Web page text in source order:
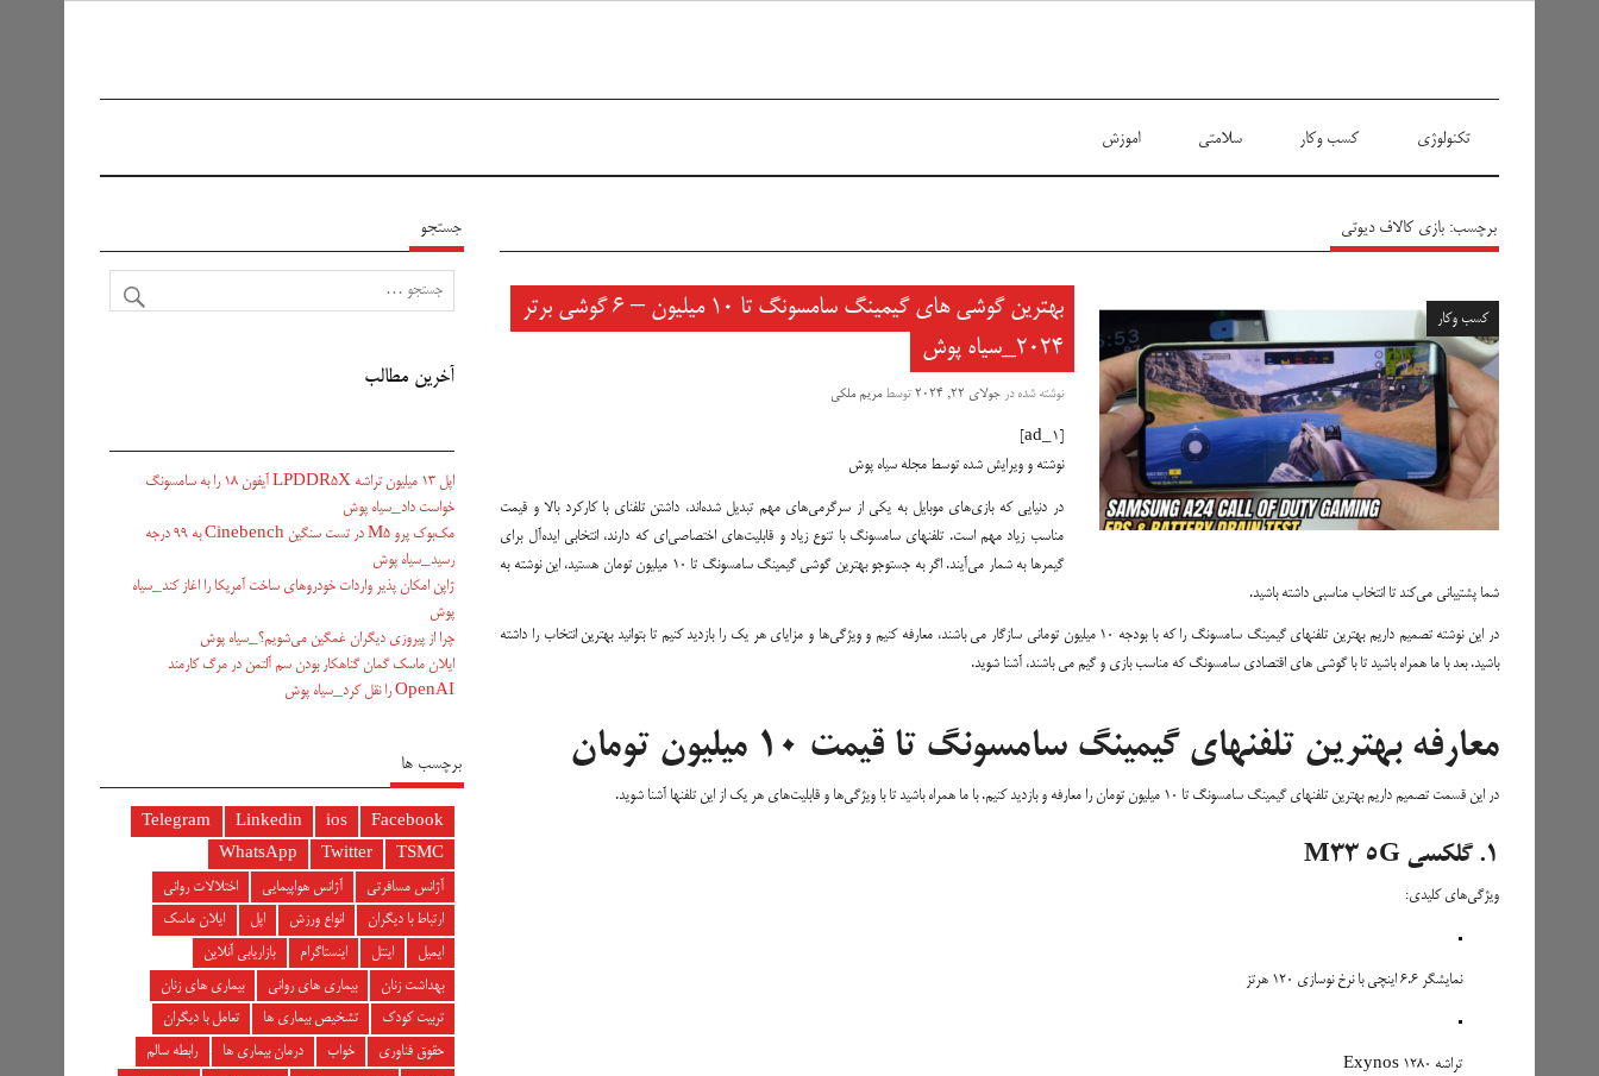
سیاه پوش
تکنولوژی کسب وکار سلامتی اموزش
برچسب: بازی کالاف دیوتی
کسب وکار
بهترین گوشی های گیمینگ سامسونگ تا 10 میلیون – 6 گوشی برتر
2024_سیاه پوش
نوشته شده درجولای 22, 2024 توسطمریم ملکی
نوشته و ویرایش شده توسط مجله سیاه پوش
در دنیایی که بازی‌های موبایل به یکی از سرگرمی‌های مهم تبدیل شده‌اند، داشتن تلفنای با کارکرد بالا و قیمت
مناسب زیاد مهم است. تلفنهای سامسونگ با تنوع زیاد و قابلیت‌های اختصاصی‌ای که دارند، انتخابی ایده‌آل برای
گیمرها به شمار می‌آیند. اگر به جستوجو بهترین گوشی گیمینگ سامسونگ تا 10 میلیون تومان هستید، این نوشته به
شما پشتیبانی می‌کند تا انتخاب مناسبی داشته باشید.
در این نوشته تصمیم داریم بهترین تلفنهای گیمینگ سامسونگ را که با بودجه 10 میلیون تومانی سازگار می باشند، معارفه کنیم و ویژگی‌ها و مزایای هر یک را بازدید کنیم تا بتوانید بهترین انتخاب را داشته
باشید. بعد با ما همراه باشید تا با گوشی های اقتصادی سامسونگ که مناسب بازی و گیم می باشند، آشنا شوید.
معارفه بهترین تلفنهای گیمینگ سامسونگ تا قیمت 10 میلیون تومان
در این قسمت تصمیم داریم بهترین تلفنهای گیمینگ سامسونگ تا 10 میلیون تومان را معارفه و بازدید کنیم. با ما همراه باشید تا با ویژگی‌ها و قابلیت‌های هر یک از این تلفنها آشنا شوید.
1. گلکسی M33 5G
ویژگی‌های کلیدی:
نمایشگر 6.6 اینچی با نرخ نوسازی 120 هرتز
تراشه Exynos 1280
جستجو
آخرین مطالب
اپل ۱۳ میلیون تراشه LPDDR5X آیفون ۱۸ را به سامسونگ
خواست داد_سیاه پوش
مک‌بوک پرو M5 در تست سنگین Cinebench به ۹۹ درجه
رسید_سیاه پوش
ژاپن امکان پذیر واردات خودروهای ساخت آمریکا را اغاز کند_سیاه
پوش
چرا از پیروزی دیگران غمگین می‌شویم؟_سیاه پوش
ایلان ماسک گمان گناهکار بودن سم آلتمن در مرگ کارمند
OpenAI را نقل کرد_سیاه پوش
برچسب ها
Facebook
ios
Linkedin
Telegram
TSMC
Twitter
WhatsApp
آژانس مسافرتی
آژانس هواپیمایی
اختلالات روانی
ارتباط با دیگران
انواع ورزش اپل
ایلان ماسک
ایمیل
اینتل اینستاگرام
بازاریابی آنلاین
بهداشت زنان
بیماری های روانی
بیماری های زنان
تربیت کودک
تشخیص بیماری ها
تعامل با دیگران
حقوق فناوری
خواب درمان بیماری ها
رابطه سالم